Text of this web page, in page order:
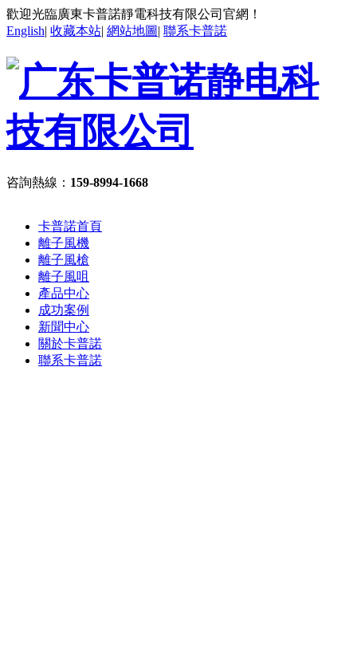
歡迎光臨廣東卡普諾靜電科技有限公司官網！
English| 收藏本站| 網站地圖 | 聯系卡普諾
咨詢熱線： 159-8994-1668
卡普諾首頁
離子風機
離子風槍
離子風咀
產品中心
成功案例
新聞中心
關於卡普諾
聯系卡普諾